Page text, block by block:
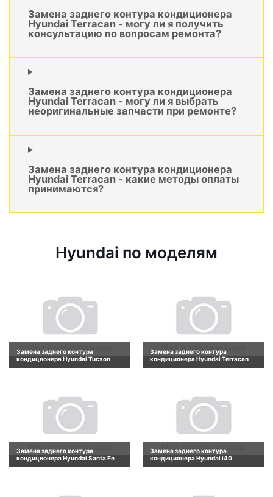
Замена заднего контура кондиционера
Hyundai Terracan - могу ли я получить
консультацию по вопросам ремонта?
Замена заднего контура кондиционера
Hyundai Terracan - могу ли я выбрать
неоригинальные запчасти при ремонте?
Замена заднего контура кондиционера
Hyundai Terracan - какие методы оплаты
принимаются?
Hyundai по моделям
Замена заднего контура
кондиционера Hyundai Tucson
Замена заднего контура
кондиционера Hyundai Terracan
Замена заднего контура
кондиционера Hyundai Santa Fe
Замена заднего контура
кондиционера Hyundai i40